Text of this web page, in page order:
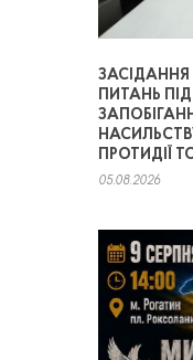
ЗАСІДАННЯ
ПИТАНЬ
ПРОТИДІЇ
05.08.2026